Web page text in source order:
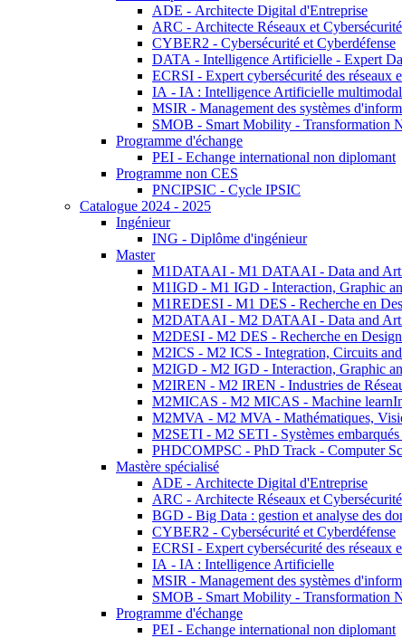
ADE - Architecte Digital d'Entreprise
ARC - Architecte Réseaux et Cybersécurité
CYBER2 - Cybersécurité et Cyberdéfense
DATA - Intelligence Artificielle - Expert
ECRSI - Expert cybersécurité des réseaux
IA - IA : Intelligence Artificielle
MSIR - Management des systèmes
SMOB - Smart Mobility - Transformation
Programme d'échange
PEI - Echange international non diplomant
Programme non CES
PNCIPSIC - Cycle IPSIC
Catalogue 2024 - 2025
Ingénieur
ING - Diplôme d'ingénieur
Master
M1DATAAI - M1 DATAAI - Data and
M1IGD - M1 IGD - Interaction, Graphic
M1REDESI - M1 DES - Recherche en
M2DATAAI - M2 DATAAI - Data and
M2DESI - M2 DES - Recherche en Design
M2ICS - M2 ICS - Integration, Circuits
M2IGD - M2 IGD - Interaction, Graphic
M2IREN - M2 IREN - Industries de
M2MICAS - M2 MICAS - Machine
M2MVA - M2 MVA - Mathématiques,
M2SETI - M2 SETI - Systèmes
PHDCOMPSC - PhD Track - Computer
Mastère spécialisé
ADE - Architecte Digital d'Entreprise
ARC - Architecte Réseaux et Cybersécurité
BGD - Big Data : gestion et analyse des
CYBER2 - Cybersécurité et Cyberdéfense
ECRSI - Expert cybersécurité des réseaux
IA - IA : Intelligence Artificielle
MSIR - Management des systèmes
SMOB - Smart Mobility - Transformation
Programme d'échange
PEI - Echange international non diplomant